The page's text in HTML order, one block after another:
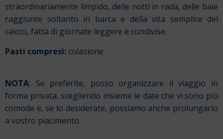
straordinariamente limpido, delle notti in rada, delle baie
raggiunte soltanto in barca e della vita semplice del
caicco, fatta di giornate leggere e condivise.
Pasti compresi: colazione
NOTA: Se preferite, posso organizzare il viaggio in
forma privata, scegliendo insieme le date che vi sono più
comode e, se lo desiderate, possiamo anche prolungarlo
a vostro piacimento.